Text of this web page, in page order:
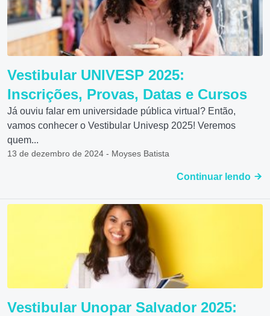
Vestibular UNIVESP 2025:
Inscrições, Provas, Datas e Cursos
Já ouviu falar em universidade pública virtual? Então,
vamos conhecer o Vestibular Univesp 2025! Veremos
quem...
13 de dezembro de 2024 - Moyses Batista
Continuar lendo
Vestibular Unopar Salvador 2025: